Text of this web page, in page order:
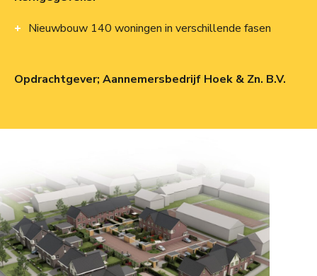
Nieuwbouw 140 woningen in verschillende fasen
Opdrachtgever; Aannemersbedrijf Hoek & Zn. B.V.